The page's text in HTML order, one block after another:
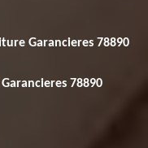
Garancieres 78890
78890